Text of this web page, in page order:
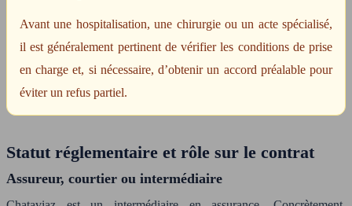
Avant une hospitalisation, une chirurgie ou un acte spécialisé,
il est généralement pertinent de vérifier les conditions de prise
en charge et, si nécessaire, d’obtenir un accord préalable pour
éviter un refus partiel.
Statut réglementaire et rôle sur le contrat
Assureur, courtier ou intermédiaire